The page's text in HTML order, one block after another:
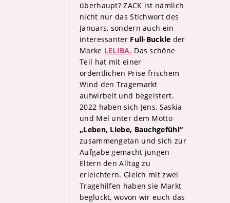
überhaupt? ZACK ist nämlich
nicht nur das Stichwort des
Januars, sondern auch ein
interessanter Full-Buckle der
Marke LELIBA. Das schöne
Teil hat mit einer
ordentlichen Prise frischem
Wind den Tragemarkt
aufwirbelt und begeistert.
2022 haben sich Jens, Saskia
und Mel unter dem Motto
„Leben, Liebe, Bauchgefühl“
zusammengetan und sich zur
Aufgabe gemacht jungen
Eltern den Alltag zu
erleichtern. Gleich mit zwei
Tragehilfen haben sie Markt
beglückt, wovon wir euch das